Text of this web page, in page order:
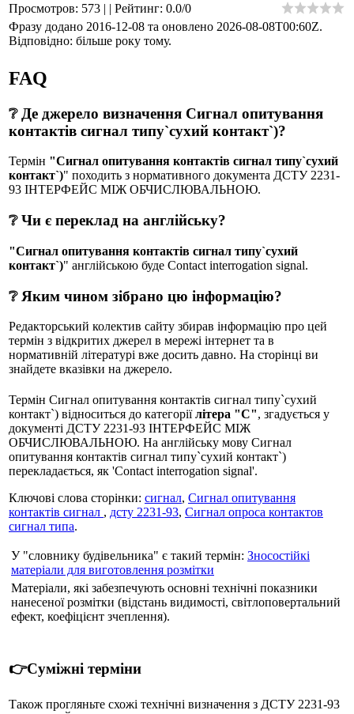
Просмотров: 573 | | Рейтинг: 0.0/0
Фразу додано 2016-12-08 та оновлено 2026-08-08T00:60Z.
Відповідно: більше року тому.
FAQ
❔ Де джерело визначення Сигнал опитування
контактів сигнал типу`сухий контакт`)?
Термін "Сигнал опитування контактів сигнал типу`сухий
контакт`)" походить з нормативного документа ДСТУ 2231-
93 ІНТЕРФЕЙС МІЖ ОБЧИСЛЮВАЛЬНОЮ.
❔ Чи є переклад на англійську?
"Сигнал опитування контактів сигнал типу`сухий
контакт`)" англійською буде Contact interrogation signal.
❔ Яким чином зібрано цю інформацію?
Редакторський колектив сайту збирав інформацію про цей
термін з відкритих джерел в мережі інтернет та в
нормативній літературі вже досить давно. На сторінці ви
знайдете вказівки на джерело.
Термін Сигнал опитування контактів сигнал типу`сухий
контакт`) відноситься до категоріїлітера "С", згадується у
документі ДСТУ 2231-93 ІНТЕРФЕЙС МІЖ
ОБЧИСЛЮВАЛЬНОЮ. На англійську мову Сигнал
опитування контактів сигнал типу`сухий контакт`)
перекладається, як 'Contact interrogation signal'.
Ключові слова сторінки: сигнал, Сигнал опитування
контактів сигнал , дсту 2231-93, Сигнал опроса контактов
сигнал типа.
У "словнику будівельника" є такий термін: Зносостійкі
матеріали для виготовлення розмітки
Матеріали, які забезпечують основні технічні показники
нанесеної розмітки (відстань видимості, світлоповертальний
ефект, коефіцієнт зчеплення).
👉Суміжні терміни
Також прогляньте схожі технічні визначення з ДСТУ 2231-93